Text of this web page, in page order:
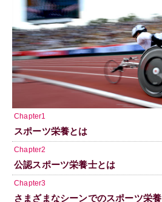
Chapter1
スポーツ栄養とは
Chapter2
公認スポーツ栄養士とは
Chapter3
さまざまなシーンでのスポーツ栄養